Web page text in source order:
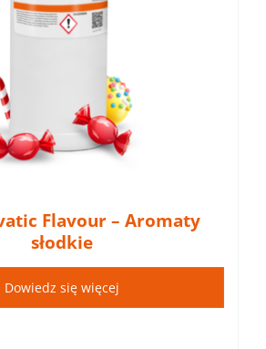
Flavour – Aromaty
słodkie
Dowiedz się więcej